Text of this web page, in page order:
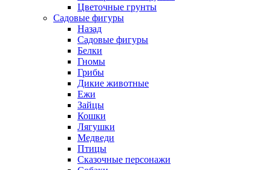
Цветочные грунты
Садовые фигуры
Назад
Садовые фигуры
Белки
Гномы
Грибы
Дикие животные
Ежи
Зайцы
Кошки
Лягушки
Медведи
Птицы
Сказочные персонажи